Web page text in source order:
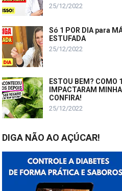
25/12/2022
Só 1 POR DIA para
ESTUFADA
25/12/2022
ESTOU BEM? COMO
IMPACTARAM
CONFIRA!
25/12/2022
DIGA NÃO AO AÇÚCAR!